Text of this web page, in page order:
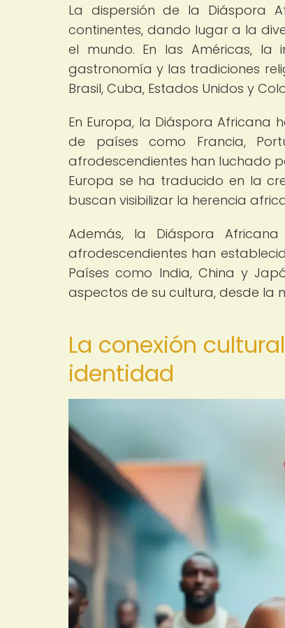
La dispersión de la Diáspora
continentes, dando lugar a la
el mundo. En las Américas,
gastronomía y las tradiciones
Brasil, Cuba, Estados Unidos y
En Europa, la Diáspora
de países como Francia,
afrodescendientes han luchado
Europa se ha traducido en la
buscan visibilizar la herencia
Además, la Diáspora
afrodescendientes han
Países como India, China y
aspectos de su cultura, desde la
La conexión
identidad